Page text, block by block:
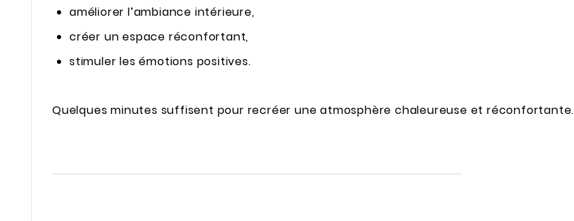
améliorer l’ambiance intérieure,
créer un espace réconfortant,
stimuler les émotions positives.
Quelques minutes suffisent pour recréer une atmosphère chaleureuse et réconfortante.